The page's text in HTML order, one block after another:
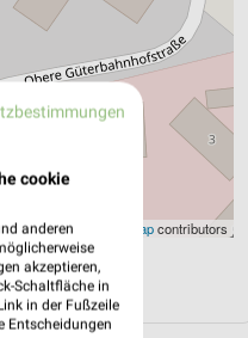
|©OpenStreetMapcontributors
IOS MAPS
cookie
anderen
akzeptieren,
Schaltfläche in
in der Fußzeile
Entscheidungen